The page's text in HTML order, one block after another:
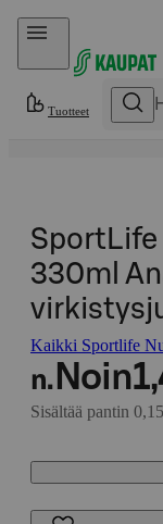
Hyppää sisältöön
Tuotteet
SportLife
330ml
Kaikki Sportlife
n. Noin
Sisältää pantin